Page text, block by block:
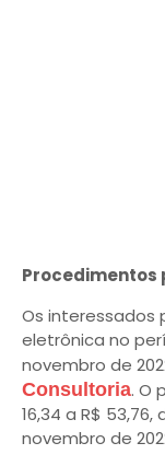
Os interessados
eletrônica no
novembro de
Consultoria. O
16,34 a R$
novembro de